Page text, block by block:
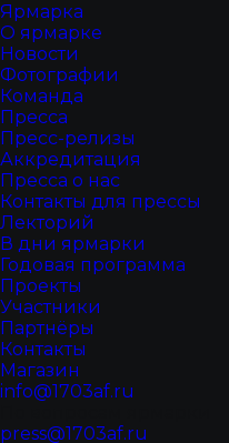
Ярмарка
О ярмарке
Новости
Фотографии
Команда
Пресса
Пресс-релизы
Аккредитация
Пресса о нас
Контакты для прессы
Лекторий
В дни ярмарки
Годовая программа
Проекты
Участники
Партнёры
Контакты
Магазин
info@1703af.ru
press@1703af.ru